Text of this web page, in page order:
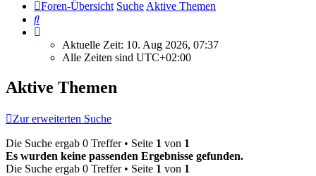
Foren-Übersicht Suche Aktive Themen
Suche
Aktuelle Zeit: 10. Aug 2026, 07:37
Alle Zeiten sind UTC+02:00
Aktive Themen
Zur erweiterten Suche
Die Suche ergab 0 Treffer • Seite 1 von 1
Es wurden keine passenden Ergebnisse gefunden.
Die Suche ergab 0 Treffer • Seite 1 von 1